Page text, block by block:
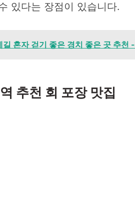
있다는 장점이 있습니다.
길 혼자 걷기 좋은 경치 좋은 곳 추천
추천 회 포장 맛집